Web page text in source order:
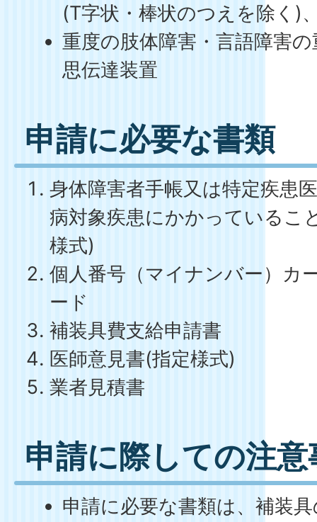
(T字状・棒状のつえを除く)
重度の肢体障害・言語障害
思伝達装置
申請に必要な書類
身体障害者手帳又は特定疾患
病対象疾患にかかっているこ
様式)
個人番号（マイナンバー）カ
ード
補装具費支給申請書
医師意見書(指定様式)
業者見積書
申請に際しての注意
申請に必要な書類は、補装